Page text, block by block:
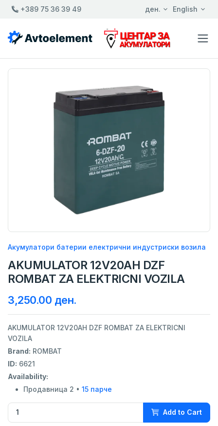
+389 75 36 39 49 ден. English
Акумулатори батерии електрични индустриски возила
AKUMULATOR 12V20AH DZF
ROMBAT ZA ELEKTRICNI VOZILA
3,250.00 ден.
AKUMULATOR 12V20AH DZF ROMBAT ZA ELEKTRICNI
VOZILA
Brand: ROMBAT
ID: 6621
Availability:
Продавница 2 • 15 парче
Add to Cart